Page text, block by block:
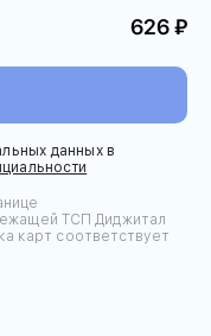
626
данных в
ТСП Диджитал
карт соответствует